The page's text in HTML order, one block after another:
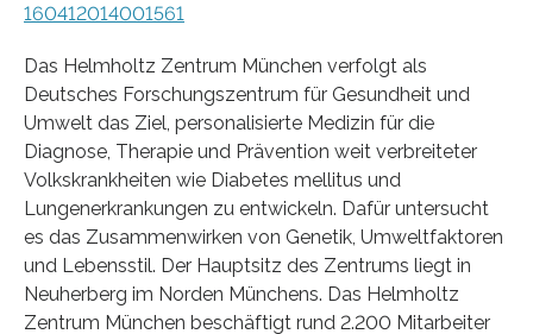
160412014001561
Das Helmholtz Zentrum München verfolgt als
Deutsches Forschungszentrum für Gesundheit und
Umwelt das Ziel, personalisierte Medizin für die
Diagnose, Therapie und Prävention weit verbreiteter
Volkskrankheiten wie Diabetes mellitus und
Lungenerkrankungen zu entwickeln. Dafür untersucht
es das Zusammenwirken von Genetik, Umweltfaktoren
und Lebensstil. Der Hauptsitz des Zentrums liegt in
Neuherberg im Norden Münchens. Das Helmholtz
Zentrum München beschäftigt rund 2.200 Mitarbeiter